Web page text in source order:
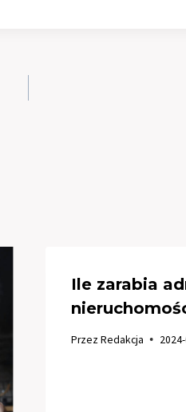
Ile zarabia
Przez Redakcja